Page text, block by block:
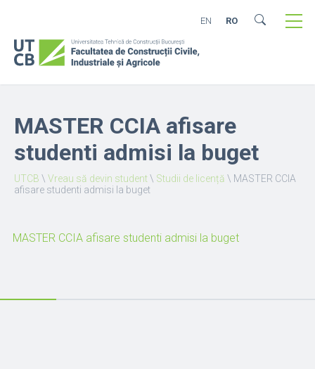
EN RO
MASTER CCIA afisare
studenti admisi la buget
UTCB \ Vreau să devin student\ Studii de licență \ MASTER CCIA
afisare studenti admisi la buget
MASTER CCIA afisare studenti admisi la buget